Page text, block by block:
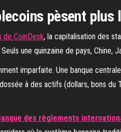
pèsent
de CoinDesk, la capitalisation des
une quinzaine de pays,
imparfaite. Une banque
à des actifs (dollars, bons
des règlements